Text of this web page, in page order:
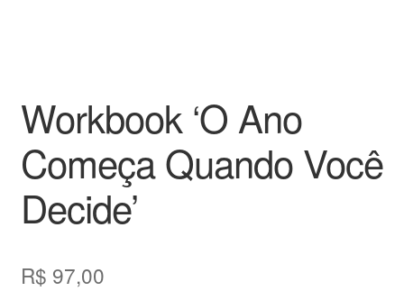
Workbook ‘O Ano
Começa Quando Você
Decide’
R$ 97,00